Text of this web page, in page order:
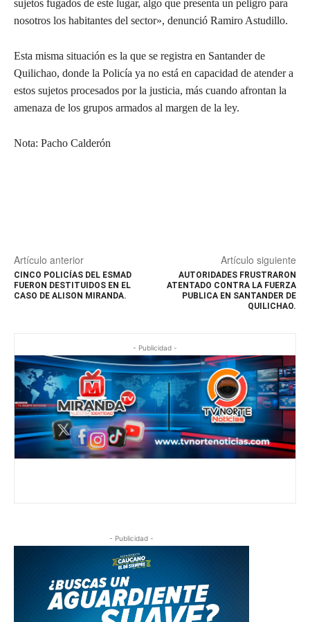
sujetos fugados de este lugar, algo que presenta un peligro para
nosotros los habitantes del sector», denunció Ramiro Astudillo.
Esta misma situación es la que se registra en Santander de
Quilichao, donde la Policía ya no está en capacidad de atender a
estos sujetos procesados por la justicia, más cuando afrontan la
amenaza de los grupos armados al margen de la ley.
Nota: Pacho Calderón
Artículo anterior
CINCO POLICÍAS DEL ESMAD
FUERON DESTITUIDOS EN EL
CASO DE ALISON MIRANDA.
Artículo siguiente
AUTORIDADES FRUSTRARON
ATENTADO CONTRA LA FUERZA
PUBLICA EN SANTANDER DE
QUILICHAO.
- Publicidad -
- Publicidad -